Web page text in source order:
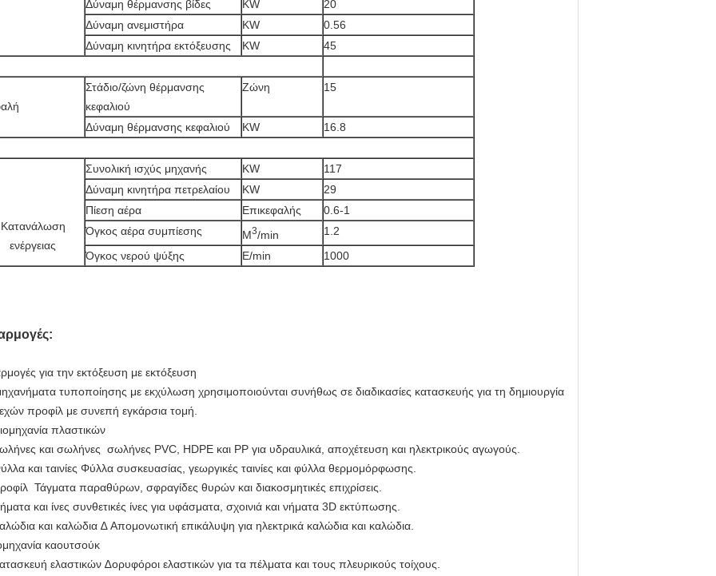
Δύναμη θέρμανσης βίδες KW
20
Δύναμη ανεμιστήρα
KW
0.56
Δύναμη κινητήρα εκτόξευσης
KW 45
Στάδιο/ζώνη θέρμανσης
κεφαλιού
Ζώνη 15
Δύναμη θέρμανσης κεφαλιού KW 16.8
Κατανάλωση
ενέργειας
Συνολική ισχύς μηχανής KW
117
Δύναμη κινητήρα πετρελαίου
KW
29
Πίεση αέρα
Επικεφαλής
0.6-1
Όγκος αέρα συμπίεσης
Μ3/min
1.2
Όγκος νερού ψύξης
Ε/min 1000
για την εκτόξευση με εκτόξευση
τυποποίησης με εκχύλωση χρησιμοποιούνται συνήθως σε διαδικασίες κατασκευής για τη δημιουργία
προφίλ με συνεπή εγκάρσια τομή.
πλαστικών
και σωλήνες ️ σωλήνες PVC, HDPE και PP για υδραυλικά, αποχέτευση και ηλεκτρικούς αγωγούς.
και ταινίες Φύλλα συσκευασίας, γεωργικές ταινίες και φύλλα θερμομόρφωσης.
Τάγματα παραθύρων, σφραγίδες θυρών και διακοσμητικές επιχρίσεις.
και ίνες συνθετικές ίνες για υφάσματα, σχοινιά και νήματα 3D εκτύπωσης.
και καλώδια ∆ Απομονωτική επικάλυψη για ηλεκτρικά καλώδια και καλώδια.
καουτσούκ
ελαστικών ∆ορυφόροι ελαστικών για τα πέλματα και τους πλευρικούς τοίχους.